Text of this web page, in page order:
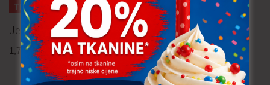
TRAJNO NISKA CIJENA!
Jersey 2.30 m
1,70€ uključ. PDV po metru
Pamučna tkanina – lisice
zelena 0.40 m
3,80 € uključ. PDV po metru